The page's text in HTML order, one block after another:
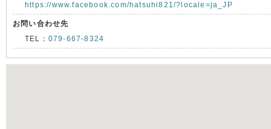
https://www.facebook.com/hatsuhi821/?locale=ja_JP
お問い合わせ先
TEL： 079-667-8324